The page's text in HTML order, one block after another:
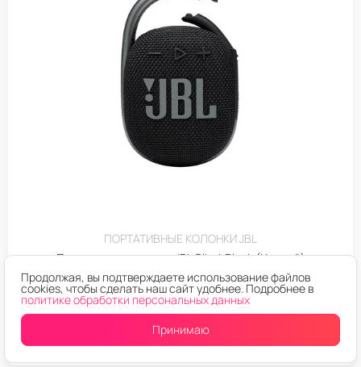
ПОРТАТИВНЫЕ КОЛОНКИ JBL
Портативная колонка JBL Clip 4 Black (Черный)
Уведомить о поступлении
Продолжая, вы подтверждаете использование файлов
cookies, чтобы сделать наш сайт удобнее. Подробнее в
политике обработки персональных данных
Принимаю